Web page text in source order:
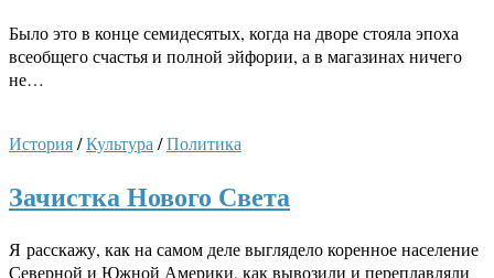
Было это в конце семидесятых, когда на дворе стояла эпоха
всеобщего счастья и полной эйфории, а в магазинах ничего
не…
История/Культура /Политика
Зачистка Нового Света
Я расскажу, как на самом деле выглядело коренное население
Северной и Южной Америки, как вывозили и переплавляли